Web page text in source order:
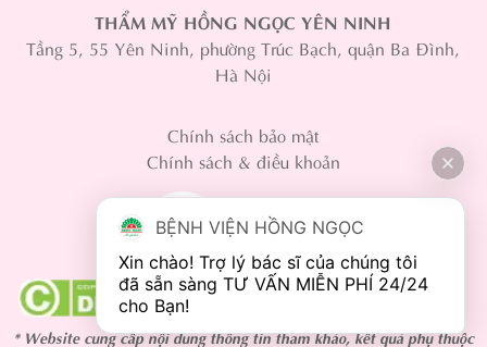
THẨM MỸ HỒNG NGỌC YÊN NINH
Tầng 5, 55 Yên Ninh, phường Trúc Bạch, quận Ba Đình,
Hà Nội
Chính sách bảo mật
Chính sách & điều khoản
* Website cung cấp nội dung thông tin tham khảo, kết quả phụ thuộc
BỆNH VIỆN HỒNG NGỌC
Xin chào! Trợ lý bác sĩ của chúng tôi
đã sẵn sàng TƯ VẤN MIỄN PHÍ 24/24